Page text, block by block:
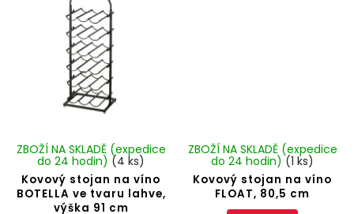
Kovový stojan na víno
BOTELLA ve tvaru lahve,
výška 91 cm
ZBOŽÍ NA SKLADĚ (expedice
do 24 hodin) (4 ks)
Kovový stojan na víno
FLOAT, 80,5 cm
ZBOŽÍ NA SKLADĚ (expedice
do 24 hodin)(1 ks)